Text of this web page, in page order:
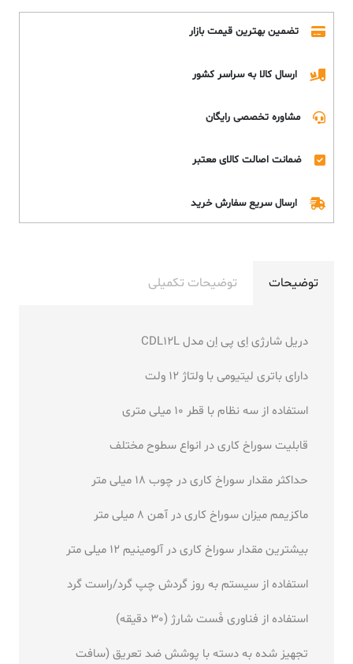
تضمین بهترین قیمت بازار
ارسال کالا به سراسر کشور
مشاوره تخصصی رایگان
ضمانت اصالت کالای معتبر
ارسال سریع سفارش خرید
توضیحات توضیحات تکمیلی
دریل شارژی اِی پی اِن مدل CDL12L
دارای باتری لیتیومی با ولتاژ 12 ولت
استفاده از سه نظام با قطر 10 میلی متری
قابلیت سوراخ کاری در انواع سطوح مختلف
حداکثر مقدار سوراخ کاری در چوب 18 میلی متر
ماکزیمم میزان سوراخ کاری در آهن 8 میلی متر
بیشترین مقدار سوراخ کاری در آلومینیم 12 میلی متر
استفاده از سیستم به روز گردش چپ گرد/راست گرد
استفاده از فناوری فَست شارژ (30 دقیقه)
تجهیز شده به دسته با پوشش ضد تعریق (سافت